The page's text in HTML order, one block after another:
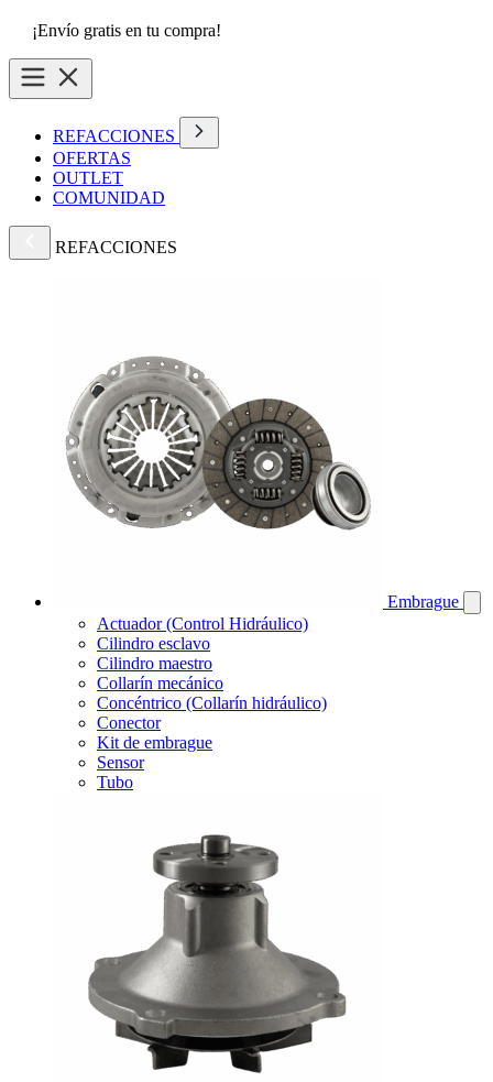
¡Envío gratis en tu compra!
REFACCIONES
OFERTAS
OUTLET
COMUNIDAD
REFACCIONES
Embrague
Actuador (Control Hidráulico)
Cilindro esclavo
Cilindro maestro
Collarín mecánico
Concéntrico (Collarín hidráulico)
Conector
Kit de embrague
Sensor
Tubo